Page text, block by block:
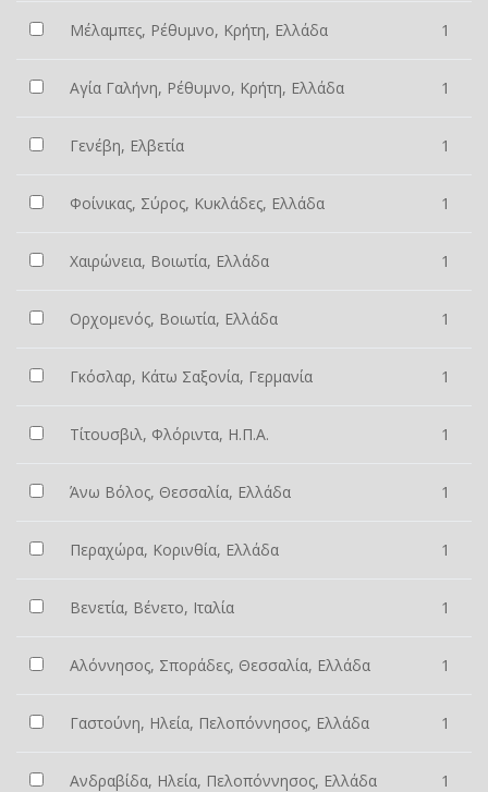
Μέλαμπες, Ρέθυμνο, Κρήτη, Ελλάδα 1
Αγία Γαλήνη, Ρέθυμνο, Κρήτη, Ελλάδα 1
Γενέβη, Ελβετία 1
Φοίνικας, Σύρος, Κυκλάδες, Ελλάδα 1
Χαιρώνεια, Βοιωτία, Ελλάδα 1
Ορχομενός, Βοιωτία, Ελλάδα 1
Γκόσλαρ, Κάτω Σαξονία, Γερμανία 1
Τίτουσβιλ, Φλόριντα, Η.Π.Α. 1
Άνω Βόλος, Θεσσαλία, Ελλάδα 1
Περαχώρα, Κορινθία, Ελλάδα 1
Βενετία, Βένετο, Ιταλία 1
Αλόννησος, Σποράδες, Θεσσαλία, Ελλάδα 1
Γαστούνη, Ηλεία, Πελοπόννησος, Ελλάδα 1
Ανδραβίδα, Ηλεία, Πελοπόννησος, Ελλάδα 1